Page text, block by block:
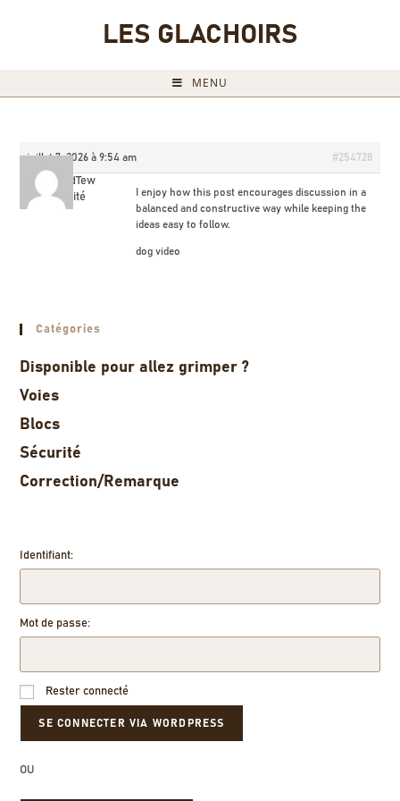
LES GLACHOIRS
MENU
juillet 7, 2026 à 9:54 am #254728
GichardTew
Invité
I enjoy how this post encourages discussion in a
balanced and constructive way while keeping the
ideas easy to follow.
dog video
Catégories
Disponible pour allez grimper ?
Voies
Blocs
Sécurité
Correction/Remarque
Identifiant:
Mot de passe:
Rester connecté
OU